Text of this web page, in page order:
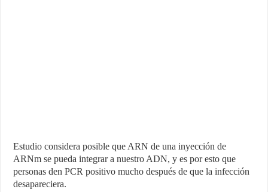
Estudio considera posible que ARN de una inyección de
ARNm se pueda integrar a nuestro ADN, y es por esto que
personas den PCR positivo mucho después de que la infección
desapareciera.